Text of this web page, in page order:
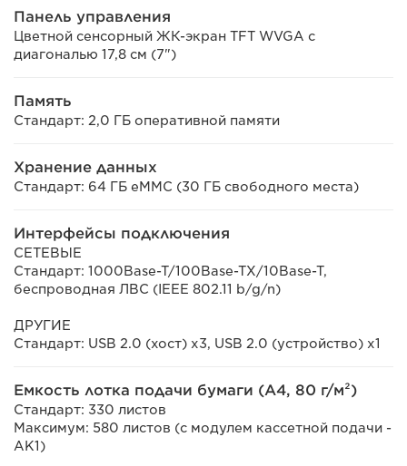
Панель управления
Цветной сенсорный ЖК-экран TFT WVGA с
диагональю 17,8 см (7")
Память
Стандарт: 2,0 ГБ оперативной памяти
Хранение данных
Стандарт: 64 ГБ eMMC (30 ГБ свободного места)
Интерфейсы подключения
СЕТЕВЫЕ
Стандарт: 1000Base-T/100Base-TX/10Base-T,
беспроводная ЛВС (IEEE 802.11 b/g/n)
ДРУГИЕ
Стандарт: USB 2.0 (хост) x3, USB 2.0 (устройство) x1
Емкость лотка подачи бумаги (A4, 80 г/м²)
Стандарт: 330 листов
Максимум: 580 листов (с модулем кассетной подачи -
AK1)